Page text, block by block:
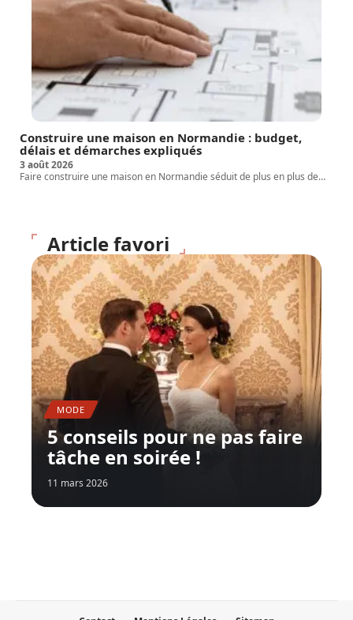
Construire une maison en Normandie : budget,
délais et démarches expliqués
3 août 2026
Faire construire une maison en Normandie séduit de plus en plus de…
Article favori
MODE
5 conseils pour ne pas faire
tâche en soirée !
11 mars 2026